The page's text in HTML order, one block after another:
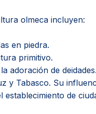
olmeca incluyen:
en piedra.
primitivo.
adoración de deidades.
y Tabasco. Su
establecimiento de